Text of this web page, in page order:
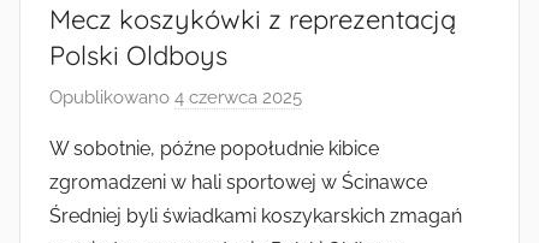
Mecz koszykówki z reprezentacją
Polski Oldboys
Opublikowano 4 czerwca 2025
z
e
z
W sobotnie, późne popołudnie kibice
zgromadzeni w hali sportowej w Ścinawce
Średniej byli świadkami koszykarskich zmagań